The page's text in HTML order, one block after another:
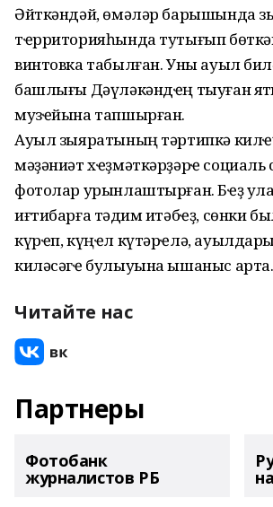
Әйткәндәй, өмәләр барышында
тҽрриторияһында тутығып
винтовка табылған. Уны ауыл
башлығы Дәүләкәндҽң тыуған
музҽйына тапшырған.
Ауыл зыяратының тәртипкә
мәҙәниәт хҽҙмәткәрҙәрҽ социаль
фотолар урынлаштырған. Бҽҙ
иғтибарға тәҡдим итәбҽҙ, сөнки
күрҽп, күңҽл күтәрҽлә,
киләсәгҽ булыуына ышаныс арта.
Читайте нас
Партнеры
Фотобанк
журналистов РБ